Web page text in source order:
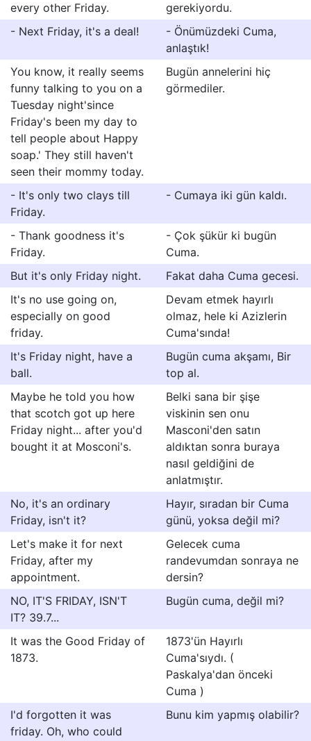
every other Friday.
gerekiyordu.
- Next Friday, it's a deal!
- Önümüzdeki Cuma,
anlaştık!
You know, it really seems
funny talking to you on a
Tuesday night'since
Friday's been my day to
tell people about Happy
soap.' They still haven't
seen their mommy today.
Bugün annelerini hiç
görmediler.
- It's only two clays till
Friday.
- Cumaya iki gün kaldı.
- Thank goodness it's
Friday.
- Çok şükür ki bugün
Cuma.
But it's only Friday night.
Fakat daha Cuma gecesi.
It's no use going on,
especially on good
friday.
Devam etmek hayırlı
olmaz, hele ki Azizlerin
Cuma'sında!
It's Friday night, have a
ball.
Bugün cuma akşamı, Bir
top al.
Maybe he told you how
that scotch got up here
Friday night... after you'd
bought it at Mosconi's.
Belki sana bir şişe
viskinin sen onu
Masconi'den satın
aldıktan sonra buraya
nasıl geldiğini de
anlatmıştır.
No, it's an ordinary
Friday, isn't it?
Hayır, sıradan bir Cuma
günü, yoksa değil mi?
Let's make it for next
Friday, after my
appointment.
Gelecek cuma
randevumdan sonraya ne
dersin?
NO, IT'S FRIDAY, ISN'T
IT? 39.7...
Bugün cuma, değil mi?
It was the Good Friday of
1873.
1873'ün Hayırlı
Cuma'sıydı. (
Paskalya'dan önceki
Cuma )
I'd forgotten it was
friday. Oh, who could
Bunu kim yapmış olabilir?